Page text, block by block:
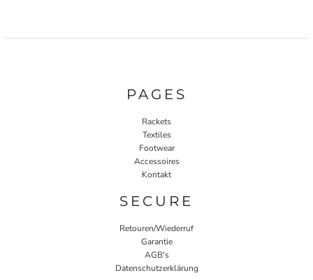
PAGES
Rackets
Textiles
Footwear
Accessoires
Kontakt
SECURE
Retouren/Wiederruf
Garantie
AGB's
Datenschutzerklärung